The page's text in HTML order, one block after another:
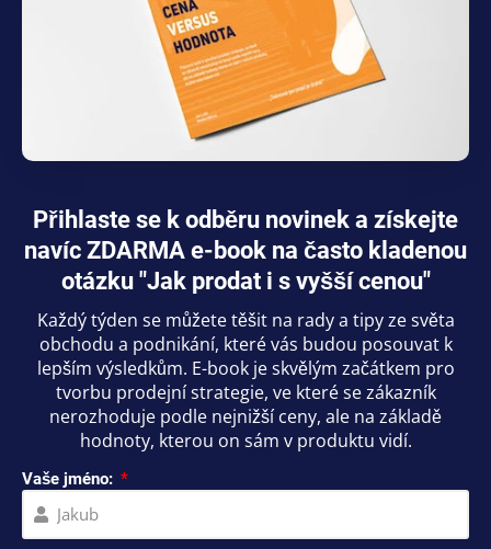
Přihlaste se k odběru novinek a získejte
navíc ZDARMA e-book na často kladenou
otázku "Jak prodat i s vyšší cenou"
Každý týden se můžete těšit na rady a tipy ze světa
obchodu a podnikání, které vás budou posouvat k
lepším výsledkům. E-book je skvělým začátkem pro
tvorbu prodejní strategie, ve které se zákazník
nerozhoduje podle nejnižší ceny, ale na základě
hodnoty, kterou on sám v produktu vidí.
Vaše jméno: